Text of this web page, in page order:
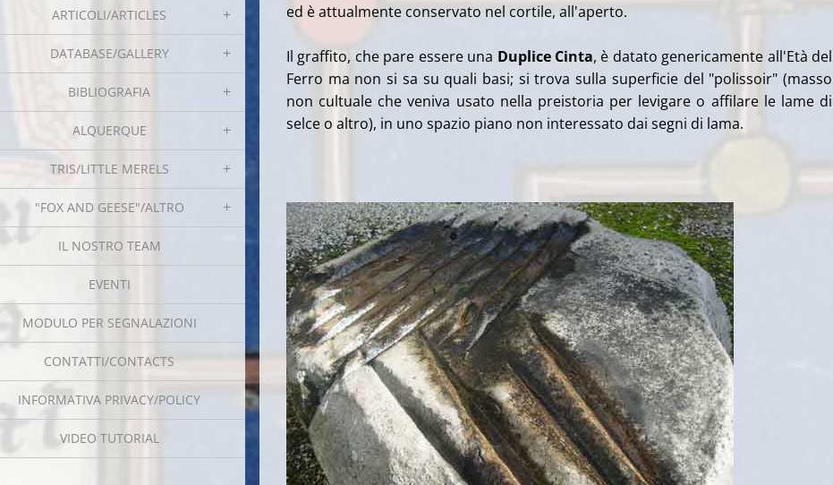
ARTICOLI/ARTICLES
DATABASE/GALLERY
BIBLIOGRAFIA
ALQUERQUE
TRIS/LITTLE MERELS
"FOX AND GEESE"/ALTRO
IL NOSTRO TEAM
EVENTI
MODULO PER SEGNALAZIONI
CONTATTI/CONTACTS
INFORMATIVA PRIVACY/POLICY
VIDEO TUTORIAL
ed è attualmente conservato nel cortile, all'aperto.
Il graffito, che pare essere una Duplice Cinta, è datato genericamente all'Età del
Ferro ma non si sa su quali basi; si trova sulla superficie del "polissoir" (masso
non cultuale che veniva usato nella preistoria per levigare o affilare le lame di
selce o altro), in uno spazio piano non interessato dai segni di lama.